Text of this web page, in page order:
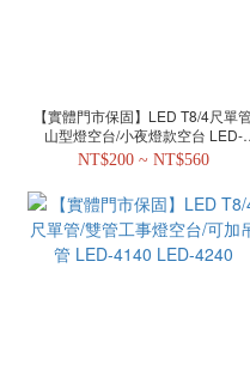
【實體門市保固】LED T8/4尺單管
山型燈空台/小夜燈款空台 LED-
4143R5 LED-41430MR1
NT$200 ~ NT$560